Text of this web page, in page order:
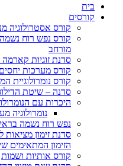
בית
קורסים
קורס אסטרולוגיה
קורס נפש רוח נשמה
מורחב
סדנת זוגיות קארמה 8
קורס מערכות
קורס נומרולוגיית
סדנה – שיטת
היכרות עם
נומרולוגיה
נפש רוח נשמה בראי
סדנת זימון
הזימון המתאימים
קורס אותיות ושמות